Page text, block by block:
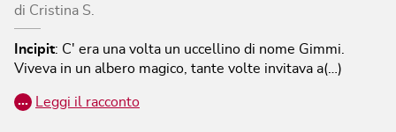
di Cristina S.
Incipit: C' era una volta un uccellino di nome Gimmi.
Viveva in un albero magico, tante volte invitava a(…)
… Leggi il racconto